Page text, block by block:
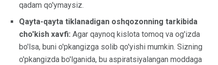
qadam qo'ymaysiz.
Qayta-qayta tiklanadigan oshqozonning tarkibida
cho'kish xavfi: Agar qaynoq kislota tomoq va og'izda
bo'lsa, buni o'pkangizga solib qo'yishi mumkin. Sizning
o'pkangizda bo'lganida, bu aspiratsiyalangan moddaga